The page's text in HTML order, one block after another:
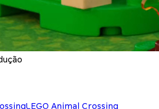
LEGO Animal Crossing